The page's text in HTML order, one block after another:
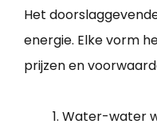
Het
energie. Elke vorm
prijzen en
Water-water